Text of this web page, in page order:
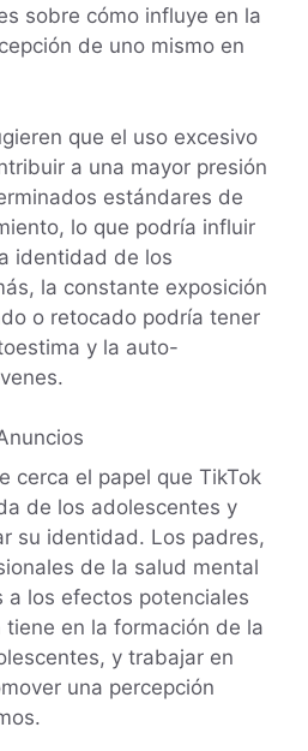
sobre cómo influye en la
de uno mismo en
que el uso excesivo
a una mayor presión
estándares de
lo que podría influir
identidad de los
la constante exposición
o retocado podría tener
y la auto-
cerca el papel que TikTok
de los adolescentes y
su identidad. Los padres,
de la salud mental
los efectos potenciales
en la formación de la
y trabajar en
una percepción